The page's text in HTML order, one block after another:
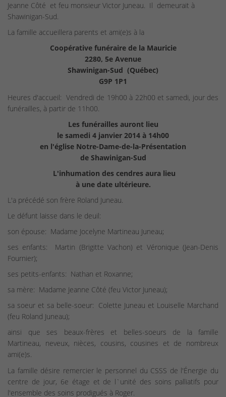
Jeanne Côté et feu monsieur Victor Juneau. Il demeurait à
Shawinigan-Sud.
La famille accueillera parents et ami(e)s à la
Coopérative funéraire de la Mauricie
2280, 5e Avenue
Shawinigan-Sud (Québec)
G9P 1P1
Heures d'accueil: Vendredi de 19h00 à 22h00 et samedi, jour des
funérailles, à partir de 11h00.
Les funérailles auront lieu
le samedi 4 janvier 2014 à 14h00
en l'église Notre-Dame-de-la-Présentation
de Shawinigan-Sud
L'inhumation des cendres aura lieu
à une date ultérieure.
L'a précédé son frère Roland Juneau.
Le défunt laisse dans le deuil:
son épouse: Madame Jocelyne Martineau Juneau;
ses enfants: Martin (Brigitte Vachon) et Véronique (Jean-Denis
Fournier);
ses petits-enfants: Nathan et Roxanne;
sa mère: Madame Jeanne Côté (feu Victor Juneau);
sa soeur et sa belle-soeur: Colette Juneau et Louiselle Marchand
(feu Roland Juneau);
ainsi que ses beaux-frères et belles-soeurs de la famille
Martineau, neveux, nièces, cousins, cousines et de nombreux
ami(e)s.
La famille désire remercier le personnel du CSSS de l'Énergie du
centre de jour, 6e étage et de l`unité des soins palliatifs pour
l'ensemble des soins prodigués à Roger.